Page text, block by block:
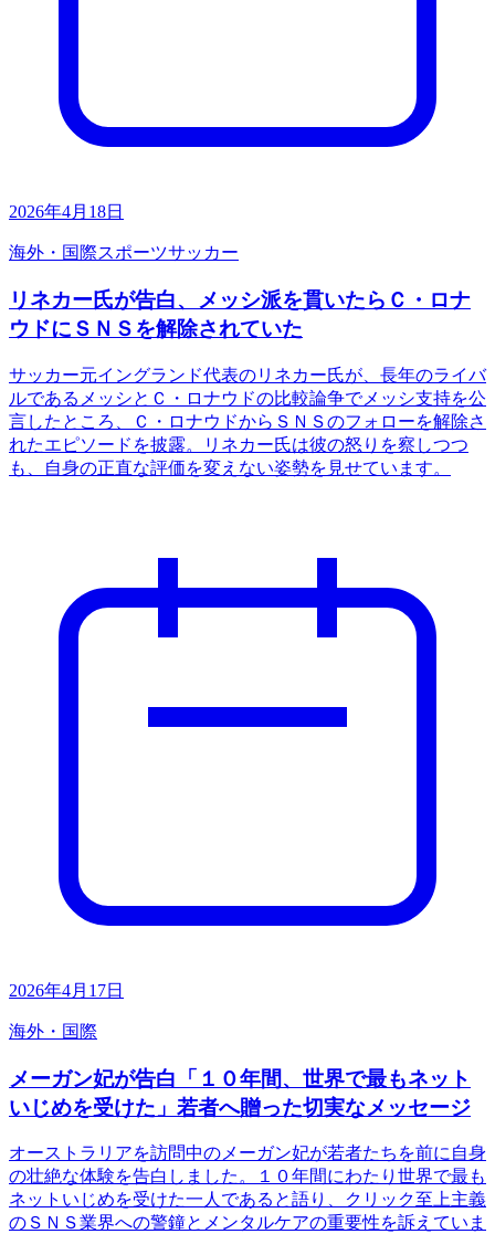
2026年4月18日
海外・国際スポーツサッカー
リネカー氏が告白、メッシ派を貫いたらＣ・ロナ
ウドにＳＮＳを解除されていた
サッカー元イングランド代表のリネカー氏が、長年のライバ
ルであるメッシとＣ・ロナウドの比較論争でメッシ支持を公
言したところ、Ｃ・ロナウドからＳＮＳのフォローを解除さ
れたエピソードを披露。リネカー氏は彼の怒りを察しつつ
も、自身の正直な評価を変えない姿勢を見せています。
2026年4月17日
海外・国際
メーガン妃が告白「１０年間、世界で最もネット
いじめを受けた」若者へ贈った切実なメッセージ
オーストラリアを訪問中のメーガン妃が若者たちを前に自身
の壮絶な体験を告白しました。１０年間にわたり世界で最も
ネットいじめを受けた一人であると語り、クリック至上主義
のＳＮＳ業界への警鐘とメンタルケアの重要性を訴えていま